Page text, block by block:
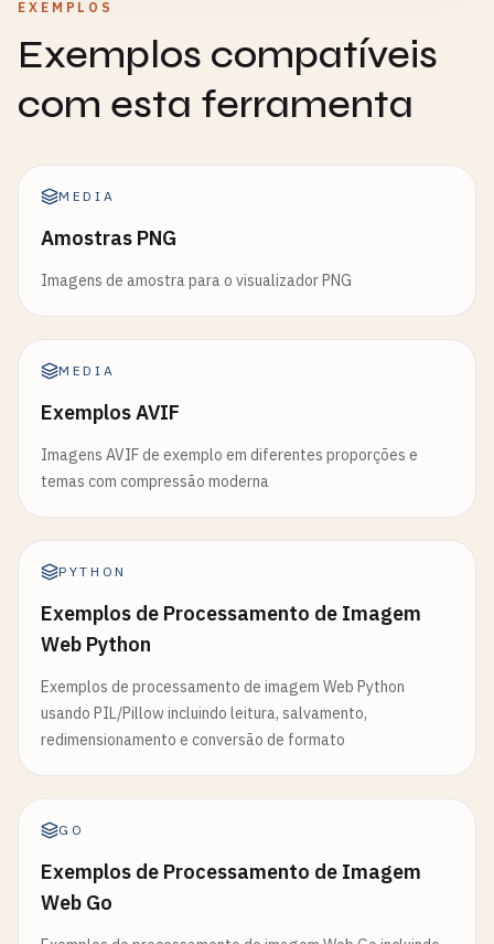
EXEMPLOS
Exemplos compatíveis
com esta ferramenta
MEDIA
Amostras PNG
Imagens de amostra para o visualizador PNG
MEDIA
Exemplos AVIF
Imagens AVIF de exemplo em diferentes proporções e
temas com compressão moderna
PYTHON
Exemplos de Processamento de Imagem
Web Python
Exemplos de processamento de imagem Web Python
usando PIL/Pillow incluindo leitura, salvamento,
redimensionamento e conversão de formato
GO
Exemplos de Processamento de Imagem
Web Go